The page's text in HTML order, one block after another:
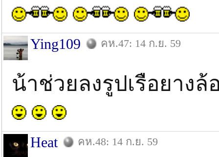
Ying109 คห.47: 14 ก.ย. 59
น้าช่วยลงรูปเรือยาง
Heat คห.48: 14 ก.ย. 59